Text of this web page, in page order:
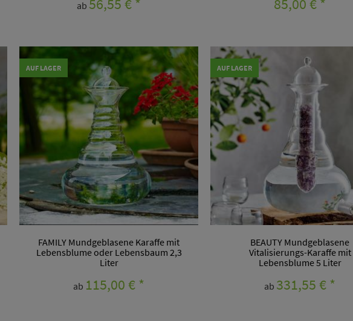
ab
AUF LAGER
FAMILY Mundgeblasene Karaffe mit
Lebensblume oder Lebensbaum 2,3
Liter
ab 115,00 €*
AUF LAGER
BEAUTY Mundgeblasene
Vitalisierungs-Karaffe mit
Lebensblume 5 Liter
ab 331,55 €*